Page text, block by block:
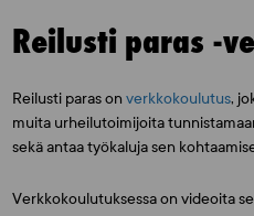
Reilusti paras -
Reilusti paras onverkkokoulutus,
muita urheilutoimijoita
sekä antaa työkaluja sen
Verkkokoulutuksessa on videoita